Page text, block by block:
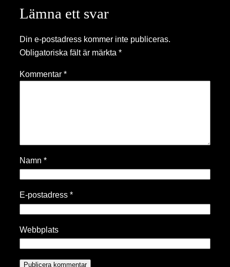
Lämna ett svar
Din e-postadress kommer inte publiceras.
Obligatoriska fält är märkta *
Kommentar *
Namn *
E-postadress *
Webbplats